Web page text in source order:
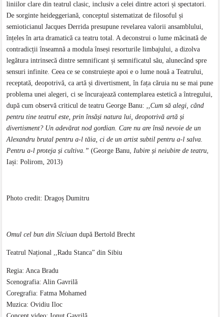
liniilor clare din teatrul clasic, inclusiv a celei dintre actori și spectatori.
De sorginte heideggeriană, conceptul sistematizat de filosoful și
semioticianul Jacques Derrida presupune revelarea valorii ansamblului,
înțeles în arta dramatică ca teatru total. A deconstrui o lume măcinată de
contradicții înseamnă a modula înseși resorturile limbajului, a dizolva
legătura intrinsecă dintre semnificant și semnificatul său, alunecând spre
sensuri infinite. Ceea ce se construiește apoi e o lume nouă a Teatrului,
receptată, deopotrivă, ca artă și divertisment, în fața căruia nu se mai pune
problema unei alegeri, ci se încurajează contemplarea estetică a întregului,
după cum observă criticul de teatru George Banu: ,,Cum să alegi, când
pentru tine teatrul este, prin însăși natura lui, deopotrivă artă și
divertisment? Un adevărat nod gordian. Care nu are însă nevoie de un
Alexandru brutal pentru a-l tăia, ci de un artist subtil pentru a-l salva.
Pentru a-l proteja și cultiva.” (George Banu,Iubire și neiubire de teatru,
Iași: Polirom, 2013)
Photo credit: Dragoș Dumitru
Omul cel bun din Sîciuandupă Bertold Brecht
Teatrul Național ,,Radu Stanca” din Sibiu
Regia: Anca Bradu
Scenografia: Alin Gavrilă
Coregrafia: Fatma Mohamed
Muzica: Ovidiu Iloc